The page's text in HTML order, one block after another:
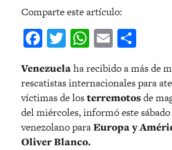
Comparte este artículo:
Facebook
Twitter
WhatsApp
Email
Venezuelaha recibido a más de
rescatistas internacionales para
víctimas de losterremotosde
del miércoles, informó este
venezolano paraEuropa y
Oliver Blanco.